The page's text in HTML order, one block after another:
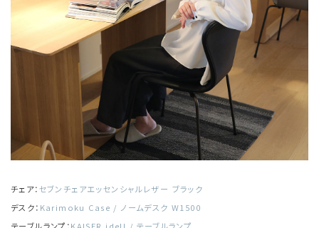
チェア：セブンチェアエッセンシャルレザー ブラック
デスク： Karimoku Case / ノームデスク W1500
テーブルランプ：KAISER idell / テーブルランプ